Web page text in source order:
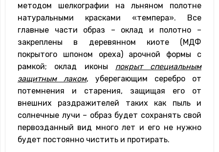
методом шелкографии на льняном полотне
натуральными красками «темпера». Все
главные части образ – оклад и полотно –
закреплены в деревянном киоте (МДФ
покрытого шпоном ореха) арочной формы с
рамкой; оклад иконы покрыт специальным
защитным лаком, уберегающим серебро от
потемнения и старения, защищая его от
внешних раздражителей таких как пыль и
солнечные лучи – образ будет сохранять свой
первозданный вид много лет и его не нужно
будет постоянно чистить и протирать.